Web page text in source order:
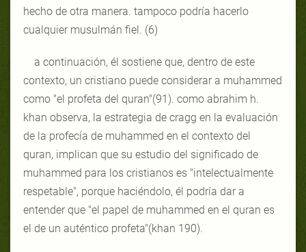
hecho de otra manera. tampoco podría hacerlo
cualquier musulmán fiel. (6)
a continuación, él sostiene que, dentro de este
contexto, un cristiano puede considerar a muhammed
como "el profeta del quran"(91). como abrahim h.
khan observa, la estrategia de cragg en la evaluación
de la profecía de muhammed en el contexto del
quran, implican que su estudio del significado de
muhammed para los cristianos es "intelectualmente
respetable", porque haciéndolo, él podría dar a
entender que "el papel de muhammed en el quran es
el de un auténtico profeta"(khan 190).